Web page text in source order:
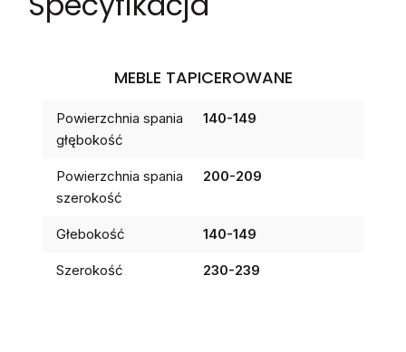
MEBLE TAPICEROWANE
Powierzchnia spania
głębokość
140-149
Powierzchnia spania
szerokość
200-209
Głebokość 140-149
Szerokość 230-239